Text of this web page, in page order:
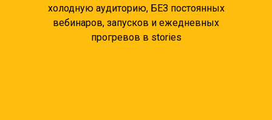
холодную аудиторию, БЕЗ постоянных
вебинаров, запусков и ежедневных
прогревов в stories